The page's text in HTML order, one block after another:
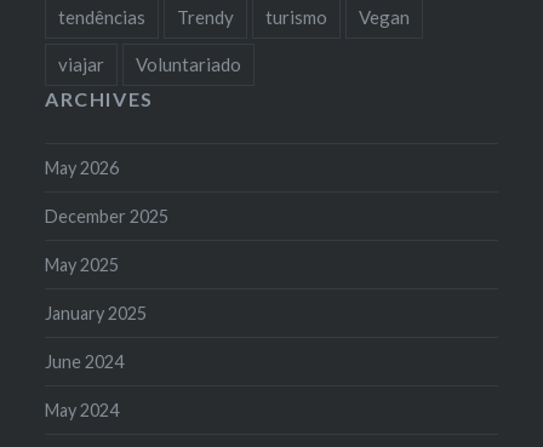
tendências Trendy turismo Vegan
viajar Voluntariado
ARCHIVES
May 2026
December 2025
May 2025
January 2025
June 2024
May 2024